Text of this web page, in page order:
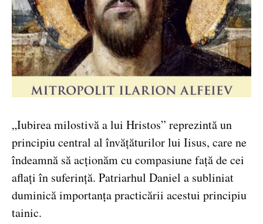
„Iubirea milostivă a lui Hristos” reprezintă un
principiu central al învățăturilor lui Iisus, care ne
îndeamnă să acționăm cu compasiune față de cei
aflați în suferință. Patriarhul Daniel a subliniat
duminică importanța practicării acestui principiu
tainic.